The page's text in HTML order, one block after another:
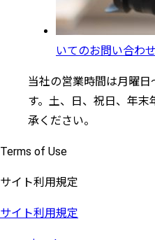
いてのお問い合わせ
当社の営業時間は月曜日
す。土、日、祝日、年末
承ください。
Terms of Use
サイト利用規定
サイト利用規定